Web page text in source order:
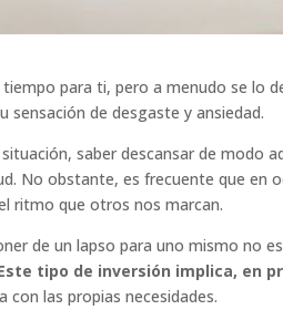
para ti, pero a menudo se lo
sensación de desgaste y ansiedad.
saber descansar de modo
No obstante, es frecuente que en
ritmo que otros nos marcan.
de un lapso para uno mismo no
tipo de inversión implica, en
con las propias necesidades.